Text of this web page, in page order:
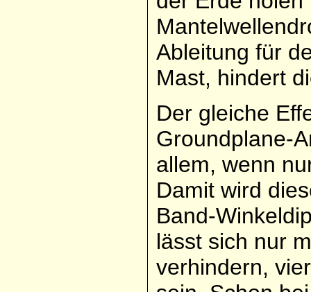
Ableitung für
Mast, hindert
Der gleiche
Groundplane-
allem, wenn
Damit wird
Band-
lässt sich nur
verhindern,